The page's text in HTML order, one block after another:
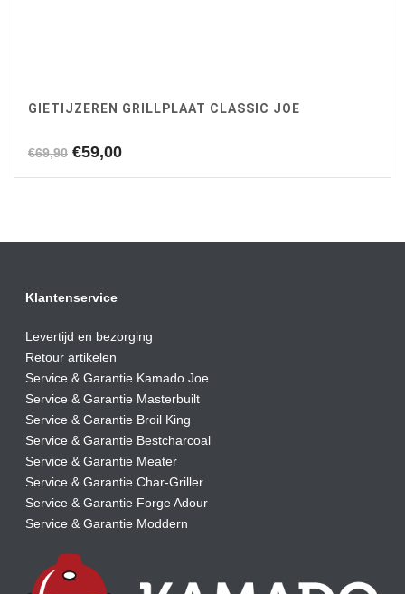
GIETIJZEREN GRILLPLAAT CLASSIC JOE
€69,90 Oorspronkelijke
€59,00Huidige
Klantenservice
Levertijd en bezorging
Retour artikelen
Service & Garantie Kamado Joe
Service & Garantie Masterbuilt
Service & Garantie Broil King
Service & Garantie Bestcharcoal
Service & Garantie Meater
Service & Garantie Char-Griller
Service & Garantie Forge Adour
Service & Garantie Moddern